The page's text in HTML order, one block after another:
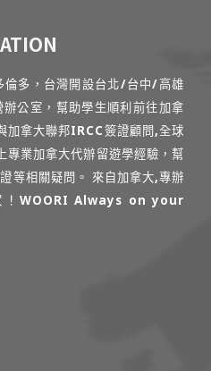
多，台灣開設台北/台中/高雄
公室，幫助學生順利前往加拿
加拿大聯邦IRCC簽證顧問,全球
業加拿大代辦留遊學經驗，幫
等相關疑問。 來自加拿大,專辦
！WOORI Always on your